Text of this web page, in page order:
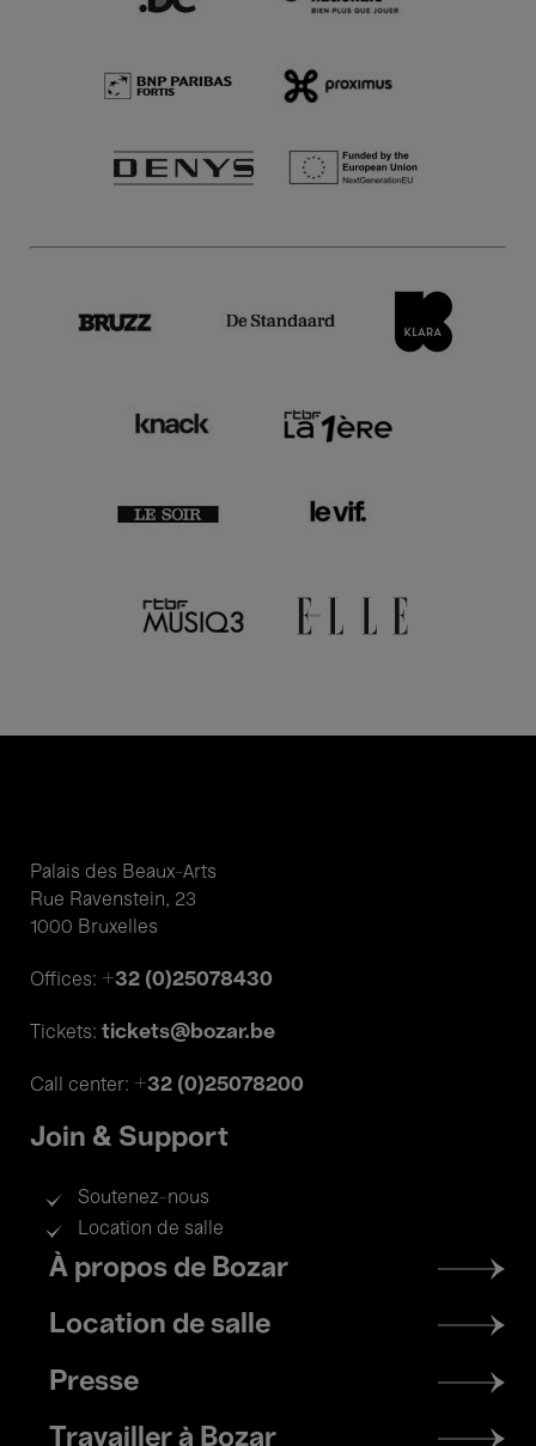
Palais des Beaux-Arts
Rue Ravenstein, 23
1000 Bruxelles
Offices: +32 (0)25078430
Tickets: tickets@bozar.be
Call center: +32 (0)25078200
Join & Support
Soutenez-nous
Location de salle
Footer
menu
À propos de Bozar
Location de salle
Presse
Travailler à Bozar